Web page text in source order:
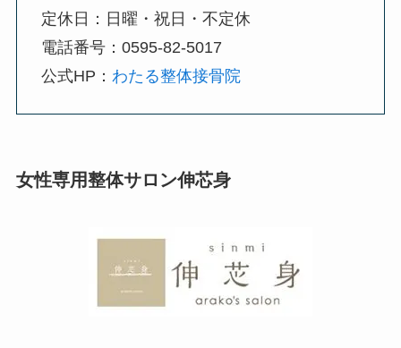
定休日：日曜・祝日・不定休
電話番号：0595-82-5017
公式HP： わたる整体接骨院
女性専用整体サロン伸芯身